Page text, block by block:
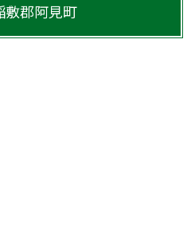
敷郡阿見町